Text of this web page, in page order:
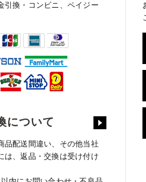
引換・コンビニ、ペイジー
について
品配送間違い、その他当社
は、返品・交換は受け付け